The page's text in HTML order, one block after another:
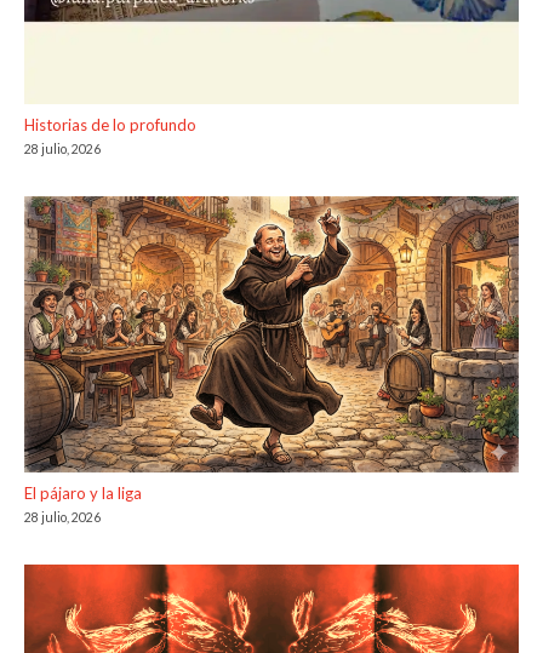
Historias de lo profundo
28 julio, 2026
El pájaro y la liga
28 julio, 2026